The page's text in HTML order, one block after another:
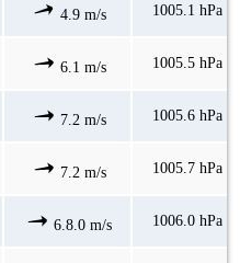
4.9 m/s 1005.1 hPa
6.1 m/s 1005.5 hPa
7.2 m/s 1005.6 hPa
7.2 m/s 1005.7 hPa
6.8.0 m/s 1006.0 hPa